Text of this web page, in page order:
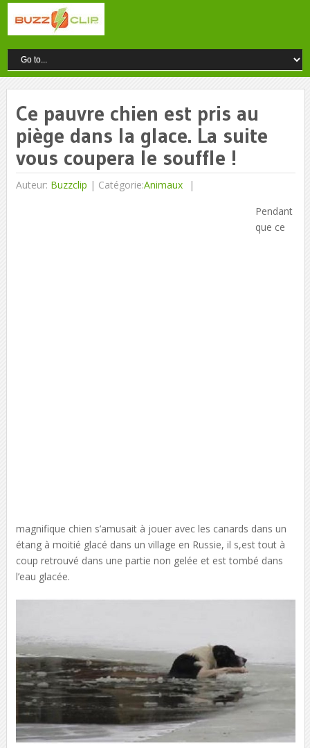
Ce pauvre chien est pris au
piège dans la glace. La suite
vous coupera le souffle !
Auteur: Buzzclip | Catégorie:Animaux
Pendant
que ce
magnifique chien s’amusait à jouer avec les canards dans un
étang à moitié glacé dans un village en Russie, il s,est tout à
coup retrouvé dans une partie non gelée et est tombé dans
l’eau glacée.